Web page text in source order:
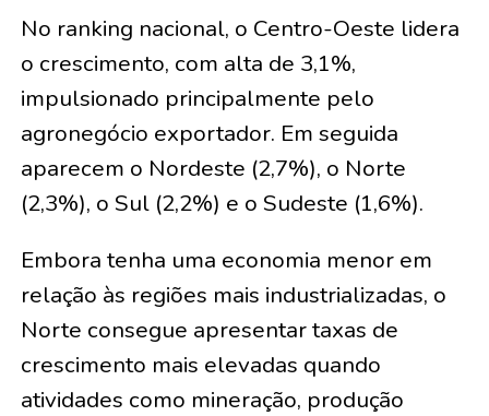
No ranking nacional, o Centro-Oeste lidera
o crescimento, com alta de 3,1%,
impulsionado principalmente pelo
agronegócio exportador. Em seguida
aparecem o Nordeste (2,7%), o Norte
(2,3%), o Sul (2,2%) e o Sudeste (1,6%).
Embora tenha uma economia menor em
relação às regiões mais industrializadas, o
Norte consegue apresentar taxas de
crescimento mais elevadas quando
atividades como mineração, produção